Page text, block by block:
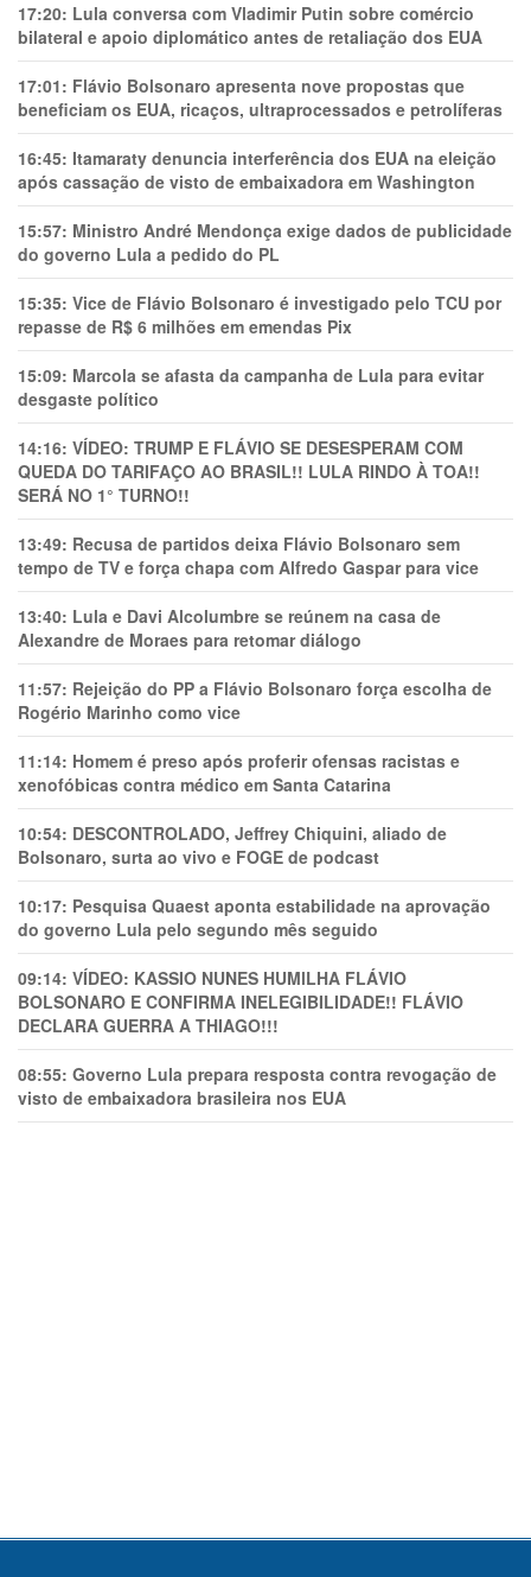
17:20: Lula conversa com Vladimir Putin sobre comércio
bilateral e apoio diplomático antes de retaliação dos EUA
17:01: Flávio Bolsonaro apresenta nove propostas que
beneficiam os EUA, ricaços, ultraprocessados e petrolíferas
16:45: Itamaraty denuncia interferência dos EUA na eleição
após cassação de visto de embaixadora em Washington
15:57: Ministro André Mendonça exige dados de publicidade
do governo Lula a pedido do PL
15:35: Vice de Flávio Bolsonaro é investigado pelo TCU por
repasse de R$ 6 milhões em emendas Pix
15:09: Marcola se afasta da campanha de Lula para evitar
desgaste político
14:16: VÍDEO: TRUMP E FLÁVIO SE DESESPERAM COM
QUEDA DO TARIFAÇO AO BRASIL!! LULA RINDO À TOA!!
SERÁ NO 1° TURNO!!
13:49: Recusa de partidos deixa Flávio Bolsonaro sem
tempo de TV e força chapa com Alfredo Gaspar para vice
13:40: Lula e Davi Alcolumbre se reúnem na casa de
Alexandre de Moraes para retomar diálogo
11:57: Rejeição do PP a Flávio Bolsonaro força escolha de
Rogério Marinho como vice
11:14: Homem é preso após proferir ofensas racistas e
xenofóbicas contra médico em Santa Catarina
10:54: DESCONTROLADO, Jeffrey Chiquini, aliado de
Bolsonaro, surta ao vivo e FOGE de podcast
10:17: Pesquisa Quaest aponta estabilidade na aprovação
do governo Lula pelo segundo mês seguido
09:14: VÍDEO: KASSIO NUNES HUMlLHA FLÁVIO
BOLSONARO E CONFIRMA INELEGIBILIDADE!! FLÁVIO
DECLARA GUERRA A THIAGO!!!
08:55: Governo Lula prepara resposta contra revogação de
visto de embaixadora brasileira nos EUA